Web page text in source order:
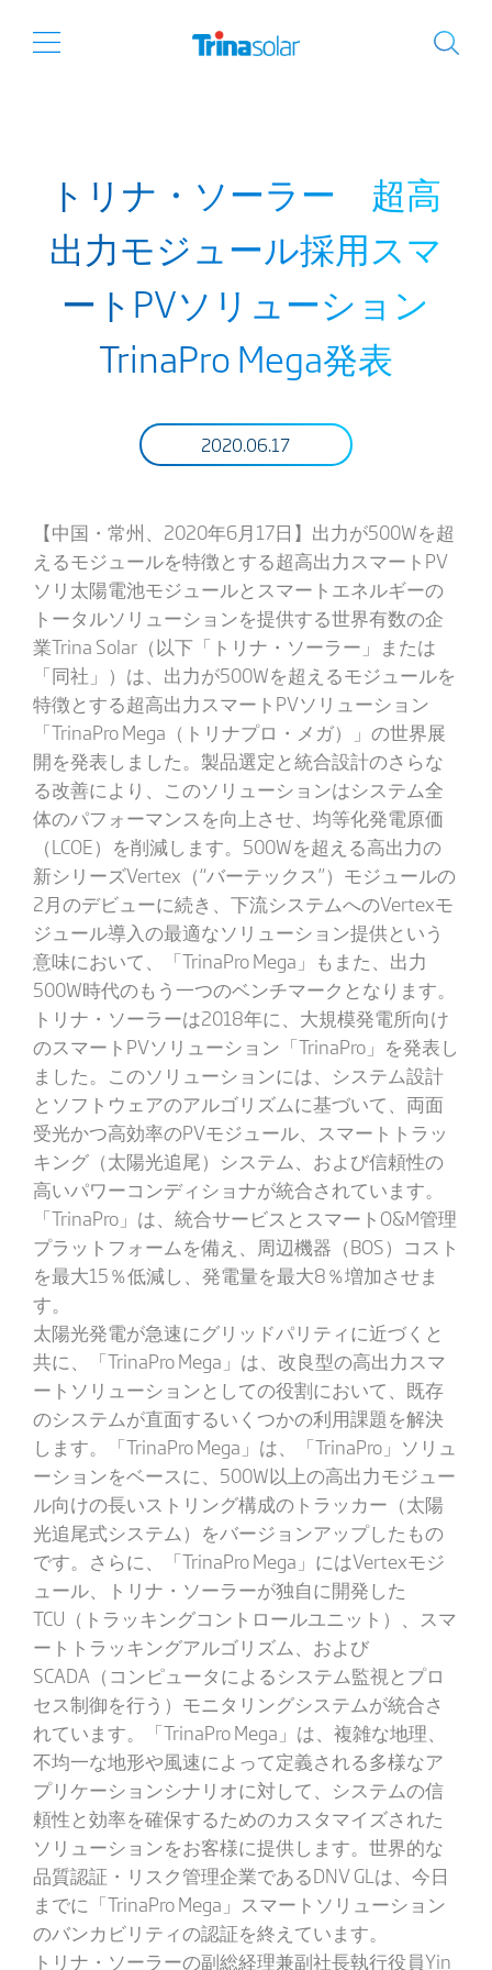
トリナ・ソーラー 超高
出力モジュール採用スマ
ートPVソリューション
TrinaPro Mega発表
2020.06.17
【中国・常州、2020年6月17日】出力が500Wを超
えるモジュールを特徴とする超高出力スマートPV
ソリ太陽電池モジュールとスマートエネルギーの
トータルソリューションを提供する世界有数の企
業Trina Solar（以下「トリナ・ソーラー」または
「同社」）は、出力が500Wを超えるモジュールを
特徴とする超高出力スマートPVソリューション
「TrinaPro Mega（トリナプロ・メガ）」の世界展
開を発表しました。製品選定と統合設計のさらな
る改善により、このソリューションはシステム全
体のパフォーマンスを向上させ、均等化発電原価
（LCOE）を削減します。500Wを超える高出力の
新シリーズVertex（“バーテックス”）モジュールの
2月のデビューに続き、下流システムへのVertexモ
ジュール導入の最適なソリューション提供という
意味において、「TrinaPro Mega」もまた、出力
500W時代のもう一つのベンチマークとなります。
トリナ・ソーラーは2018年に、大規模発電所向け
のスマートPVソリューション「TrinaPro」を発表し
ました。このソリューションには、システム設計
とソフトウェアのアルゴリズムに基づいて、両面
受光かつ高効率のPVモジュール、スマートトラッ
キング（太陽光追尾）システム、および信頼性の
高いパワーコンディショナが統合されています。
「TrinaPro」は、統合サービスとスマートO&M管理
プラットフォームを備え、周辺機器（BOS）コスト
を最大15％低減し、発電量を最大8％増加させま
す。
太陽光発電が急速にグリッドパリティに近づくと
共に、「TrinaPro Mega」は、改良型の高出力スマ
ートソリューションとしての役割において、既存
のシステムが直面するいくつかの利用課題を解決
します。「TrinaPro Mega」は、「TrinaPro」ソリュ
ーションをベースに、500W以上の高出力モジュー
ル向けの長いストリング構成のトラッカー（太陽
光追尾式システム）をバージョンアップしたもの
です。さらに、「TrinaPro Mega」にはVertexモジ
ュール、トリナ・ソーラーが独自に開発した
TCU（トラッキングコントロールユニット）、スマ
ートトラッキングアルゴリズム、および
SCADA（コンピュータによるシステム監視とプロ
セス制御を行う）モニタリングシステムが統合さ
れています。「TrinaPro Mega」は、複雑な地理、
不均一な地形や風速によって定義される多様なア
プリケーションシナリオに対して、システムの信
頼性と効率を確保するためのカスタマイズされた
ソリューションをお客様に提供します。世界的な
品質認証・リスク管理企業であるDNV GLは、今日
までに「TrinaPro Mega」スマートソリューション
のバンカビリティの認証を終えています。
トリナ・ソーラーの副総経理兼副社長執行役員Yin